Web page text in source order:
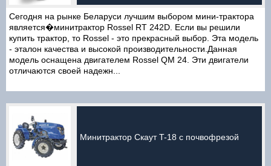
Сегодня на рынке Беларуси лучшим выбором мини-трактора
является�минитрактор Rossel RT 242D. Если вы решили
купить трактор, то Rossel - это прекрасный выбор. Эта модель
- эталон качества и высокой производительности.Данная
модель оснащена двигателем Rossel QM 24. Эти двигатели
отличаются своей надежн...
Минитрактор Скаут T-18 с почвофрезой